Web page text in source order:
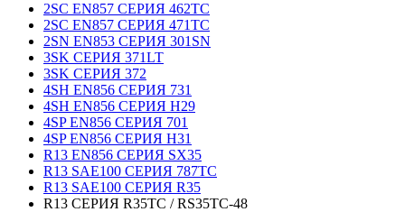
2SC EN857 СЕРИЯ 462TC
2SC EN857 СЕРИЯ 471TC
2SN EN853 СЕРИЯ 301SN
3SK СЕРИЯ 371LT
3SK СЕРИЯ 372
4SH EN856 СЕРИЯ 731
4SH EN856 СЕРИЯ H29
4SP EN856 СЕРИЯ 701
4SP EN856 СЕРИЯ H31
R13 EN856 СЕРИЯ SX35
R13 SAE100 СЕРИЯ 787TC
R13 SAE100 СЕРИЯ R35
R13 СЕРИЯ R35TC / RS35TC-48